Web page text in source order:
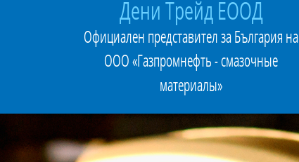
Дени Трейд ЕООД
Официален представител за България на
ООО «Газпромнефть - смазочные
материалы»